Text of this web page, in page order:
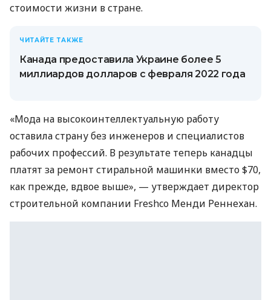
стоимости жизни в стране.
ЧИТАЙТЕ ТАКЖЕ
Канада предоставила Украине более 5
миллиардов долларов с февраля 2022 года
«Мода на высокоинтеллектуальную работу
оставила страну без инженеров и специалистов
рабочих профессий. В результате теперь канадцы
платят за ремонт стиральной машинки вместо $70,
как прежде, вдвое выше», — утверждает директор
строительной компании Freshco Менди Реннехан.